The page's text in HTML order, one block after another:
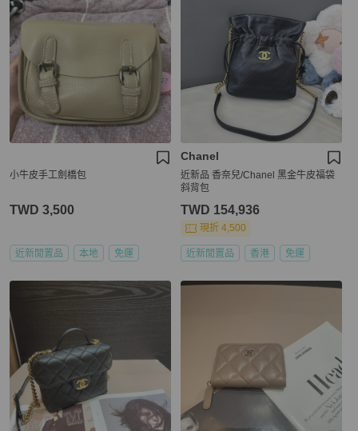
小牛皮手工劍橋包
TWD 3,500
近新閒置品 本地 免運
Chanel
近新品 香奈兒/Chanel 黑金牛皮福袋
斜背包
TWD 154,936
現折 4,500
近新閒置品 香港 免運